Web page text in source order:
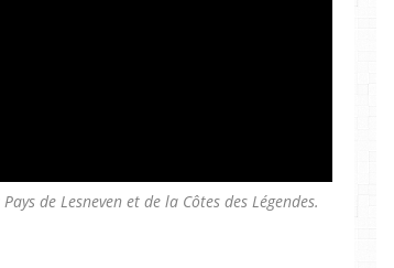
de Lesneven et de la Côtes des Légendes.